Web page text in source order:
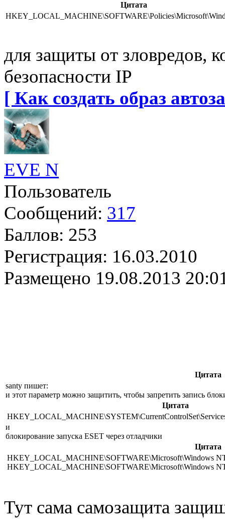
Цитата
для защиты от зловредов,
безопасности IP
[ Как создать образ
EVE N
Пользователь
Сообщений: 317
Баллов: 253
Регистрация: 16.03.2010
Размещено 19.08.2013
Цитата
santy пишет:
и этот параметр можно защитить, чтобы запретить запись
Цитата
и
блокирование запуска ESET через отладчики
Цитата
HKEY_LOCAL_MACHINE\SOFTWARE\Microsoft\Windows
HKEY_LOCAL_MACHINE\SOFTWARE\Microsoft\Windows
Тут сама самозащита